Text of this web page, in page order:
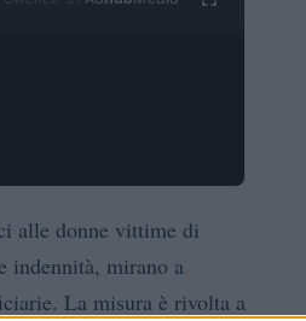
alle donne vittime di
indennità, mirano a
La misura è rivolta a